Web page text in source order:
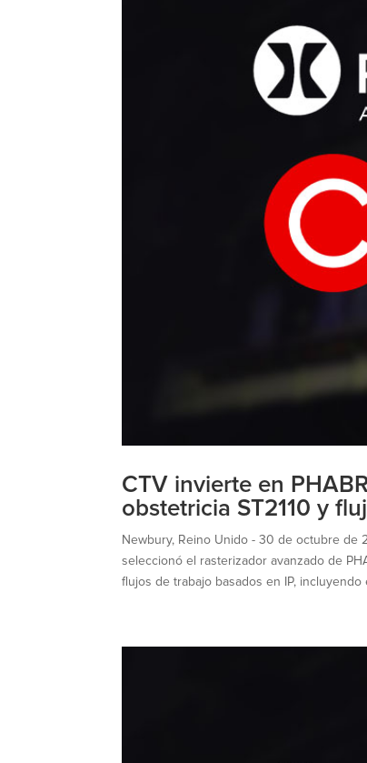
CTV invierte en
obstetricia ST2110 y
Newbury, Reino Unido - 30 de octubre de
seleccionó el rasterizador avanzado de
flujos de trabajo basados en IP,